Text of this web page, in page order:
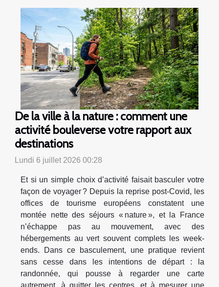
De la ville à la nature : comment une
activité bouleverse votre rapport aux
destinations
Lundi 6 juillet 2026 00:28
Et si un simple choix d’activité faisait basculer votre
façon de voyager ? Depuis la reprise post-Covid, les
offices de tourisme européens constatent une
montée nette des séjours « nature », et la France
n’échappe pas au mouvement, avec des
hébergements au vert souvent complets les week-
ends. Dans ce basculement, une pratique revient
sans cesse dans les intentions de départ : la
randonnée, qui pousse à regarder une carte
autrement, à quitter les centres, et à mesurer une